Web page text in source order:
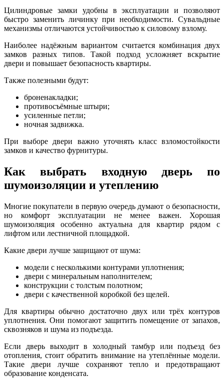
Цилиндровые замки удобны в эксплуатации и позволяют
быстро заменить личинку при необходимости. Сувальдные
механизмы отличаются устойчивостью к силовому взлому.
Наиболее надёжным вариантом считается комбинация двух
замков разных типов. Такой подход усложняет вскрытие
двери и повышает безопасность квартиры.
Также полезными будут:
броненакладки;
противосъёмные штыри;
усиленные петли;
ночная задвижка.
При выборе двери важно уточнять класс взломостойкости
замков и качество фурнитуры.
Как выбрать входную дверь по
шумоизоляции и утеплению
Многие покупатели в первую очередь думают о безопасности,
но комфорт эксплуатации не менее важен. Хорошая
шумоизоляция особенно актуальна для квартир рядом с
лифтом или лестничной площадкой.
Какие двери лучше защищают от шума:
модели с несколькими контурами уплотнения;
двери с минеральным наполнителем;
конструкции с толстым полотном;
двери с качественной коробкой без щелей.
Для квартиры обычно достаточно двух или трёх контуров
уплотнения. Они помогают защитить помещение от запахов,
сквозняков и шума из подъезда.
Если дверь выходит в холодный тамбур или подъезд без
отопления, стоит обратить внимание на утеплённые модели.
Такие двери лучше сохраняют тепло и предотвращают
образование конденсата.